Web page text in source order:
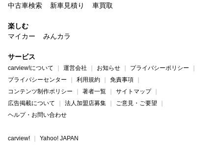
中古車検索
新車見積り 車買取
楽しむ
マイカー
みんカラ
サービス
carview!について 運営会社 お知らせ
プライバシーポリシー
プライバシーセンター
利用規約
免責事項
コンテンツ制作ポリシー
著者一覧
サイトマップ
広告掲載について
法人加盟店募集
ご意見・ご要望
ヘルプ・お問い合わせ
carview! Yahoo! JAPAN